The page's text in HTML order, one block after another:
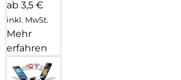
ab 3,5 €
inkl. MwSt.
Mehr
erfahren